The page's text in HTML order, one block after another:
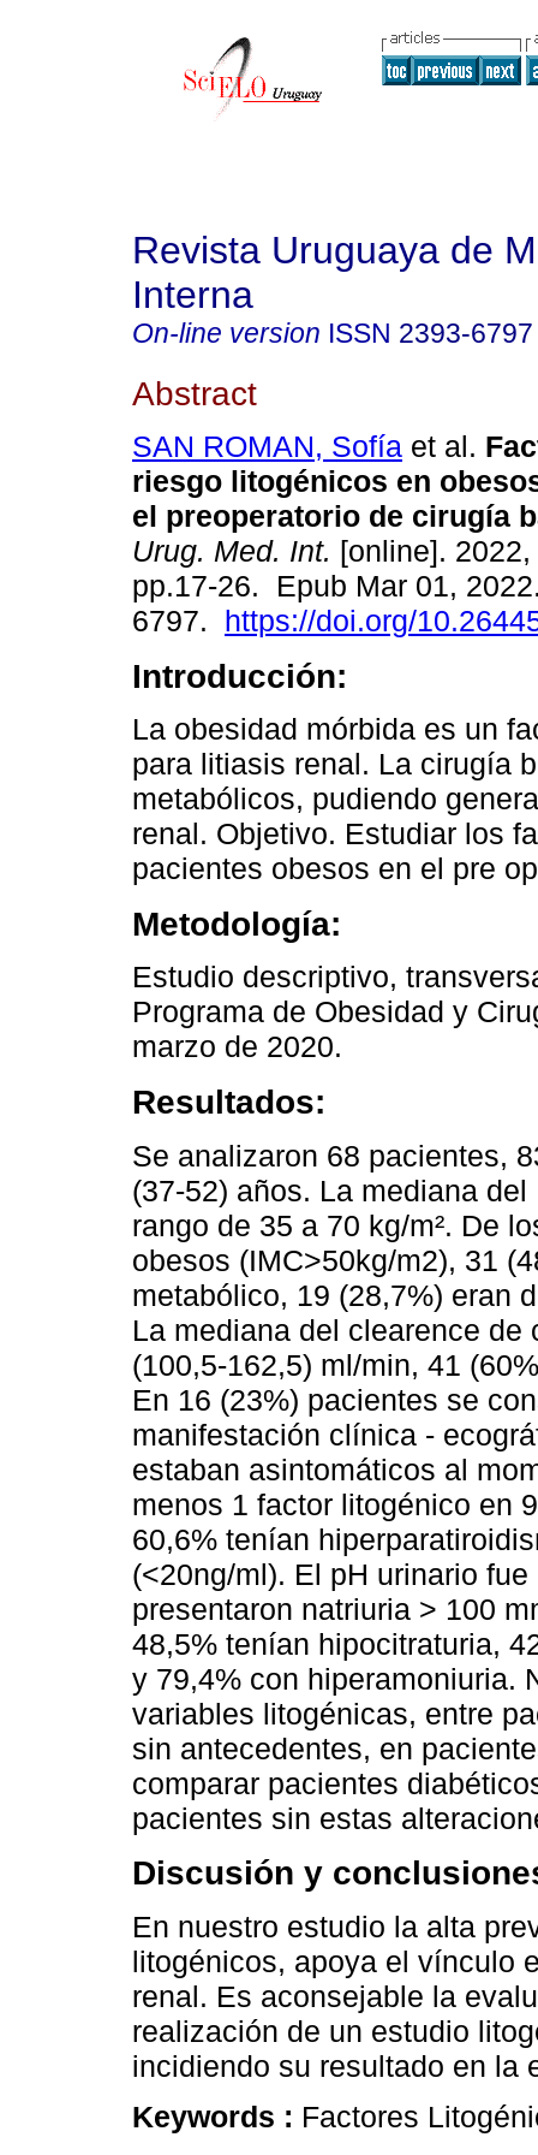
Revista Uruguaya de
Interna
On-line version ISSN 2393-6797
Abstract
SAN ROMAN, Sofía et al.
riesgo litogénicos en
el preoperatorio de cirugía
Urug. Med. Int. [online].
pp.17-26. Epub Mar 01,
6797. https://doi.org/
Introducción:
La obesidad mórbida es un
para litiasis renal. La cirugía
metabólicos, pudiendo
renal. Objetivo. Estudiar los
pacientes obesos en el pre
Metodología:
Estudio descriptivo,
Programa de Obesidad y
marzo de 2020.
Resultados:
Se analizaron 68 pacientes,
(37-52) años. La mediana
rango de 35 a 70 kg/m². De
obesos (IMC>50kg/m2), 31
metabólico, 19 (28,7%) eran
La mediana del clearence
(100,5-162,5) ml/min, 41
En 16 (23%) pacientes se
manifestación clínica -
estaban asintomáticos al
menos 1 factor litogénico en
60,6% tenían
(<20ng/ml). El pH urinario
presentaron natriuria > 100
48,5% tenían hipocitraturia,
y 79,4% con hiperamoniuria.
variables litogénicas, entre
sin antecedentes, en
comparar pacientes
pacientes sin estas
Discusión y
En nuestro estudio la alta
litogénicos, apoya el vínculo
renal. Es aconsejable la
realización de un estudio
incidiendo su resultado en la
Keywords : Factores